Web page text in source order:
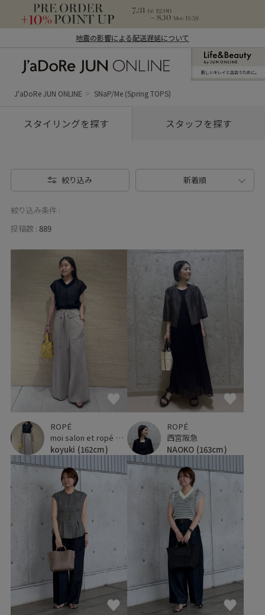
地震の影響による配送遅延について
ン オンライン）
新しいキレイと出合うために。
J'aDoRe JUN ONLINE SNaP/Me (Spring TOPS)
スタイリングを探す スタッフを探す
絞り込み 新着順
絞り込み条件 :
投稿数 : 889
ROPÉ
moi salon et ropé 大阪高島屋
koyuki (162cm)
ROPÉ
西宮阪急
NAOKO (163cm)